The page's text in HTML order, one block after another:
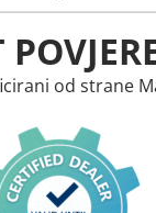
od strane